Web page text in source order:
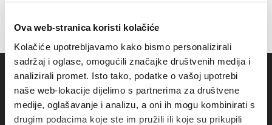
Ova web-stranica koristi kolačiće
Kolačiće upotrebljavamo kako bismo personalizirali
sadržaj i oglase, omogućili značajke društvenih medija i
analizirali promet. Isto tako, podatke o vašoj upotrebi
naše web-lokacije dijelimo s partnerima za društvene
medije, oglašavanje i analizu, a oni ih mogu kombinirati s
drugim podacima koje ste im pružili ili koje su prikupili